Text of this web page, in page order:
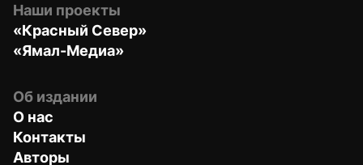
Наши проекты
«Красный Север»
«Ямал-Медиа»
Об издании
О нас
Контакты
Авторы